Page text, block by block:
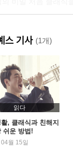
세종대왕과 새로운
세종대왕, 귀도 다
먼저다, 르네상스 시대
다시 태어난 클래
터 삐뚤어질 거야, 바
하게, 더 빠르게│헨
히어로즈의 등장, 고
위한 음악을 추구하
시대, 로맨틱을 논
스 기사 (1개)
읽다
, 클래식과 친해지
쉬운 방법!
월 15일